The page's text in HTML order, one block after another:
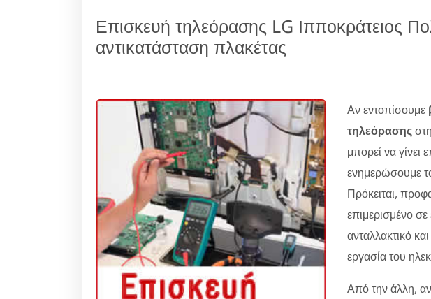
Επισκευή τηλεόρασης LG Ιπποκράτειος
αντικατάσταση πλακέτας
Αν εντοπίσουμε
τηλεόρασης
μπορεί να γίνει
ενημερώσουμε
Πρόκειται,
επιμερισμένο
ανταλλακτικό
εργασία του
Από την άλλη,